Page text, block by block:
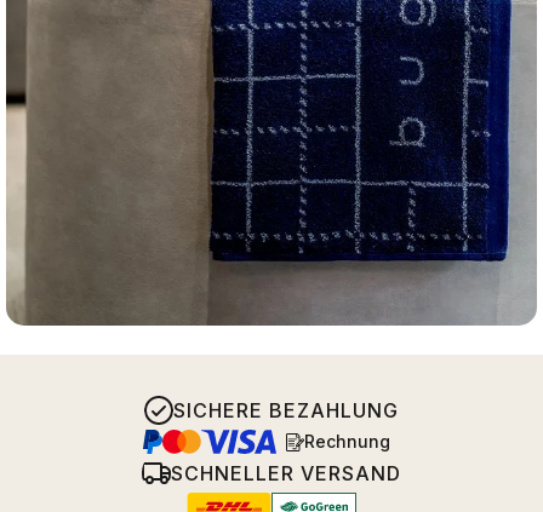
SICHERE BEZAHLUNG
Rechnung
SCHNELLER VERSAND